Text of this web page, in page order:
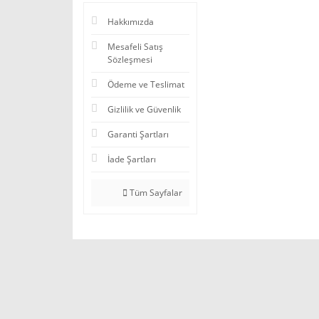
Hakkımızda
Mesafeli Satış
Sözleşmesi
Ödeme ve Teslimat
Gizlilik ve Güvenlik
Garanti Şartları
İade Şartları
Tüm Sayfalar